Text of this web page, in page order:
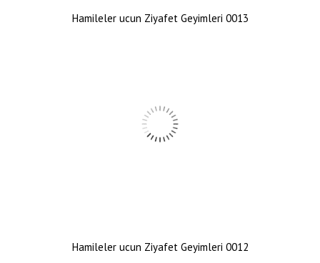
Hamileler ucun Ziyafet Geyimleri 0013
Hamileler ucun Ziyafet Geyimleri 0012